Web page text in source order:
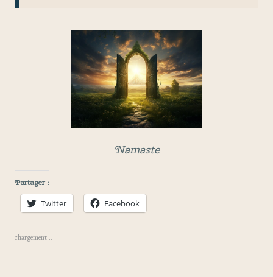
Namaste
Partager :
Twitter Facebook
chargement…